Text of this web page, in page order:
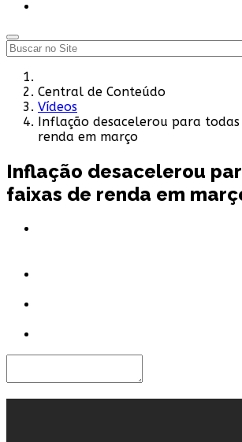
Central de Conteúdo
Vídeos
Inflação desacelerou para todas
renda em março
Inflação desacelerou
faixas de renda em